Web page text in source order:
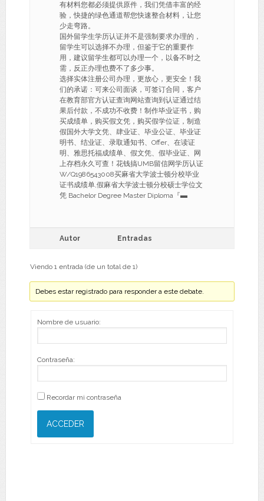
有材料您都必须提供原件，我们凭借丰富的经
验，快捷的绿色通道帮您快速整合材料，让您
少走弯路。
国外留学生学历认证并不是强制要求办理的，
留学生可以选择不办理，但鉴于它的重要作
用，建议留学生都可以办理一个，以备不时之
需，反正办理也费不了多少事。
选择实体注册公司办理，更放心，更安全！我
们的承诺：可来公司面谈，可签订合同，客户
在教育部官方认证查询网站查询到认证通过结
果后付款，不成功不收费！制作毕业证书，购
买成绩单，购买假文凭，购买假学位证，制造
假国外大学文凭、肆业证、毕业公证、毕业证
明书、结业证、录取通知书、Offer、在读证
明、雅思托福成绩单、假文凭、假毕业证、网
上存档永久可查！花钱搞UMB留信网学历认证
W/Q1986543008买麻省大学波士顿分校毕业
证书成绩单,假麻省大学波士顿分校硕士学位文
凭 Bachelor Degree Master Diploma『▬
Autor Entradas
Viendo 1 entrada (de un total de 1)
Debes estar registrado para responder a este debate.
Nombre de usuario:
Contraseña:
Recordar mi contraseña
ACCEDER